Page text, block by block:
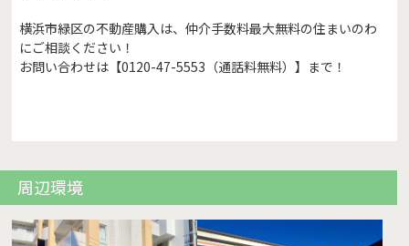
横浜市緑区の不動産購入は、仲介手数料最大無料の住まいのわ
にご相談ください！
お問い合わせは【0120-47-5553（通話料無料）】まで！
周辺環境